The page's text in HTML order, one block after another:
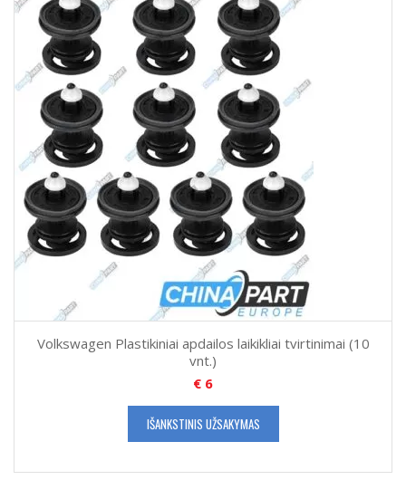
Volkswagen Plastikiniai apdailos laikikliai tvirtinimai (10
vnt.)
€ 6
IŠANKSTINIS UŽSAKYMAS